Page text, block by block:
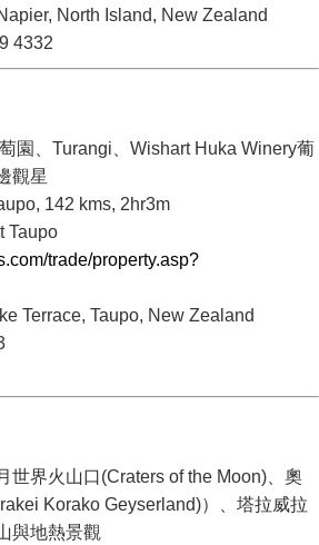
North Island, New Zealand
4332
園、Turangi、Wishart Huka Winery葡
觀星
142 kms, 2hr3m
Taupo
trade/property.asp?
Terrace, Taupo, New Zealand
世界火山口(Craters of the Moon)、奧
Korako Geyserland)）、塔拉威拉
與地熱景觀